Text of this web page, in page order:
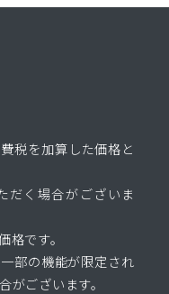
税を加算した価格と
だく場合がございま
です。
部の機能が限定され
がございます。